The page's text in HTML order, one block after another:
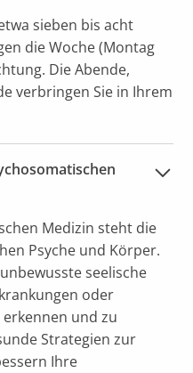
sieben bis acht
die Woche (Montag
Die Abende,
verbringen Sie in Ihrem
Medizin steht die
Psyche und Körper.
seelische
oder
und zu
Strategien zur
Ihre